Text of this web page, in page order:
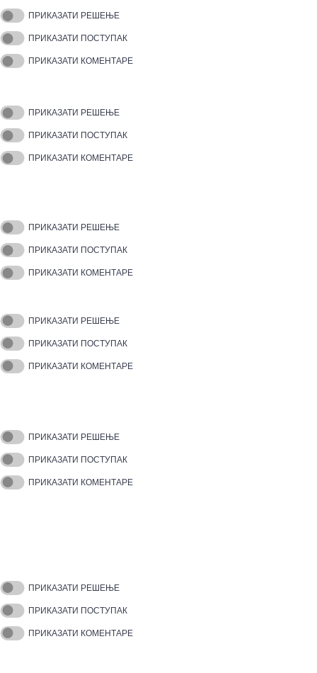
ПРИКАЗАТИ РЕШЕЊЕ
ПРИКАЗАТИ ПОСТУПАК
ПРИКАЗАТИ КОМЕНТАРЕ
ПРИКАЗАТИ РЕШЕЊЕ
ПРИКАЗАТИ ПОСТУПАК
ПРИКАЗАТИ КОМЕНТАРЕ
ПРИКАЗАТИ РЕШЕЊЕ
ПРИКАЗАТИ ПОСТУПАК
ПРИКАЗАТИ КОМЕНТАРЕ
ПРИКАЗАТИ РЕШЕЊЕ
ПРИКАЗАТИ ПОСТУПАК
ПРИКАЗАТИ КОМЕНТАРЕ
ПРИКАЗАТИ РЕШЕЊЕ
ПРИКАЗАТИ ПОСТУПАК
ПРИКАЗАТИ КОМЕНТАРЕ
ПРИКАЗАТИ РЕШЕЊЕ
ПРИКАЗАТИ ПОСТУПАК
ПРИКАЗАТИ КОМЕНТАРЕ